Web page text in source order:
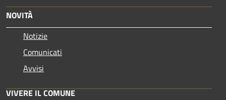
NOVITÀ
Notizie
Comunicati
Avvisi
VIVERE IL COMUNE